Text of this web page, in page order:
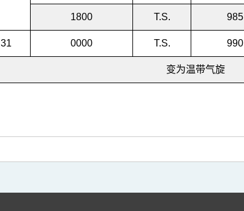
1800 T.S. 985
31 0000 T.S. 990
变为温带气旋